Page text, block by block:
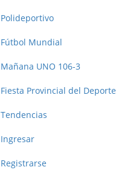
Polideportivo
Fútbol Mundial
Mañana UNO 106-3
Fiesta Provincial del Deporte
Tendencias
Ingresar
Registrarse